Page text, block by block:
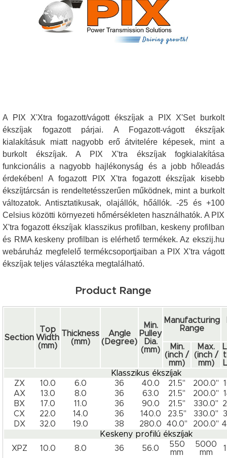
A PIX X'Xtra fogazott/vágott ékszíjak a PIX X'Set burkolt
ékszíjak fogazott párjai. A Fogazott-vágott ékszíjak
kialakításuk miatt nagyobb erő átvitelére képesek, mint a
burkolt ékszíjak. A PIX X'tra ékszíjak fogkialakítása
funkcionális a nagyobb hajlékonyság és a jobb hőleadás
érdekében! A fogazott PIX X'tra fogazott ékszíjak kisebb
ékszíjtárcsán is rendeltetésszerűen működnek, mint a burkolt
változatok. Antisztatikusak, olajállók, hőállók. -25 és +100
Celsius közötti környezeti hőmérsékleten használhatók. A PIX
X'tra fogazott ékszíjak klasszikus profilban, keskeny profilban
és RMA keskeny profilban is elérhető termékek. Az ekszij.hu
webáruház megfelelő termékcsoportjaiban a PIX X'tra vágott
ékszíjak teljes választéka megtalálható.
Product Range
Section
Top
Width
(mm)
Thickness
(mm)
Angle
(Degree)
Min.
Pulley
Dia.
(mm)
Manufacturing
Range
Min.
(inch /
mm)
Max.
(inch /
mm)
Klasszikus ékszíjak
ZX
10.0 6.0 36 40.0 21.5" 200.0"
AX
13.0 8.0 36 63.0 21.5" 200.0"
BX
17.0 11.0 36 90.0 21.5" 330.0"
CX
22.0 14.0 36 140.0 23.5" 330.0"
DX
32.0 19.0 38 280.0 40.0" 200.0"
Keskeny profilú ékszíjak
XPZ
10.0 8.0 36 56.0
550
mm
5000
mm